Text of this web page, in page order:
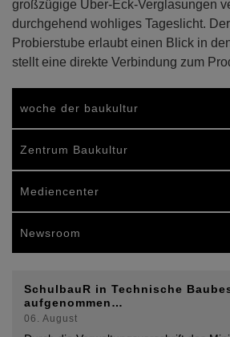
großzügige Über-Eck-Verglasungen
durchgehend wohliges Tageslicht.
Probierstube erlaubt einen Blick in
stellt eine direkte Verbindung zum
woche der baukultur
Zentrum Baukultur
Mediencenter
Newsroom
SchulbauR in Technische
aufgenommen…
06. August